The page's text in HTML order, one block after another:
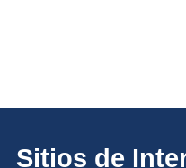
Sitios de